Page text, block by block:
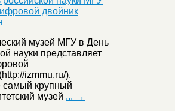
музей МГУ в День
науки представляет
izmmu.ru/).
самый крупный
музей ... →